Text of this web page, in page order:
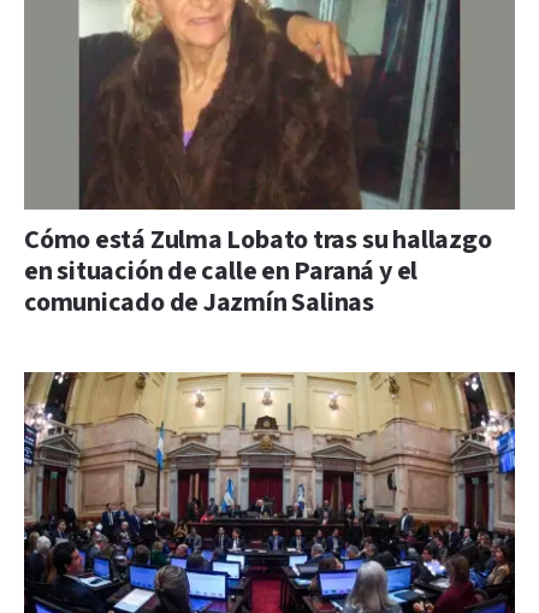
Cómo está Zulma Lobato tras su hallazgo
en situación de calle en Paraná y el
comunicado de Jazmín Salinas